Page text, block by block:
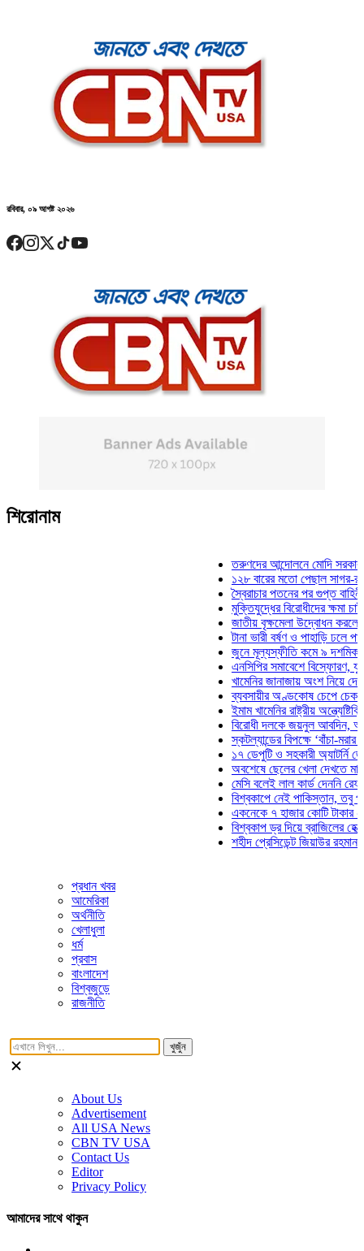
রবিবার, ০৯ আগষ্ট ২০২৬
শিরোনাম
তরুণদের আন্দোলনে মোদি সরকার দুর্বল
১২৮ বারের মতো পেছাল সাগর-রুনি
স্বৈরাচার পতনের পর গুপ্ত বাহিনীর
মুক্তিযুদ্ধের বিরোধীদের ক্ষমা চাইতে
জাতীয় বৃক্ষমেলা উদ্বোধন করলেন
টানা ভারী বর্ষণ ও পাহাড়ি ঢলে পানিবন্দি
জুনে মূল্যস্ফীতি কমে ৯ দশমিক ১৬
এনসিপির সমাবেশে বিস্ফোরণ,
খামেনির জানাজায় অংশ নিয়ে দেশে
ব্যবসায়ীর অণ্ডকোষ চেপে চেক-
ইমাম খামেনির রাষ্ট্রীয়
বিরোধী দলকে জয়নুল আবদিন, আপনারা
স্কটল্যান্ডের বিপক্ষে ‘বাঁচা-মরার
১৭ ডেপুটি ও সহকারী অ্যাটর্নি
অবশেষে ছেলের খেলা দেখতে মাঠে
মেসি বলেই লাল কার্ড দেননি রেফারি!
বিশ্বকাপে নেই পাকিস্তান, তবু
একনেকে ৭ হাজার কোটি টাকার ৫
বিশ্বকাপ ড্র দিয়ে ব্রাজিলের হেক্সা
শহীদ প্রেসিডেন্ট জিয়াউর রহমান
প্রধান খবর
আমেরিকা
অর্থনীতি
খেলাধুলা
ধর্ম
প্রবাস
বাংলাদেশ
বিশ্বজুড়ে
রাজনীতি
খুজুঁন
About Us
Advertisement
All USA News
CBN TV USA
Contact Us
Editor
Privacy Policy
আমাদের সাথে থাকুন